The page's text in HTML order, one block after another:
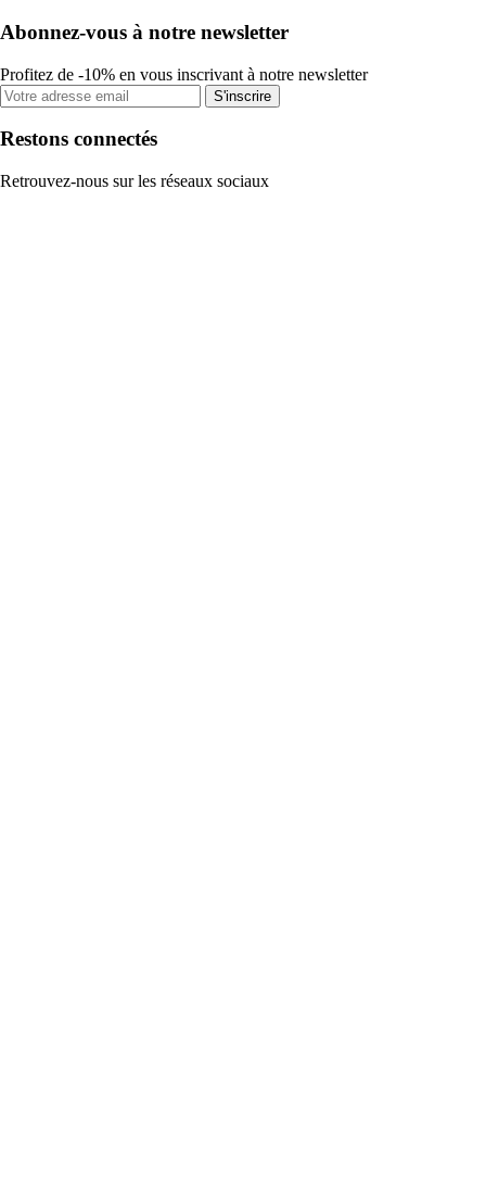
Abonnez-vous à notre newsletter
Profitez de -10% en vous inscrivant à notre newsletter
S'inscrire
Restons connectés
Retrouvez-nous sur les réseaux sociaux